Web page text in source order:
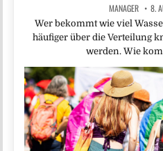
MANAGER 8.
Wer bekommt wie viel
häufiger über die Verteilung
werden. Wie